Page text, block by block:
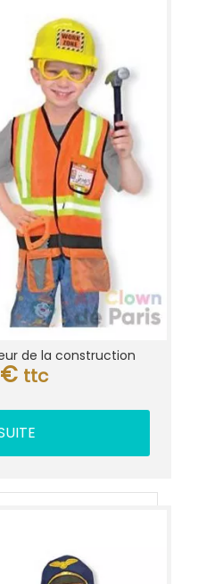
de la construction
€ ttc